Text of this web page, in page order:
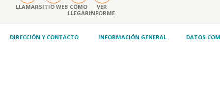
LLAMARSITIO WEB CÓMO
LLEGAR
VER
INFORME
DIRECCIÓN Y CONTACTO INFORMACIÓN GENERAL DATOS